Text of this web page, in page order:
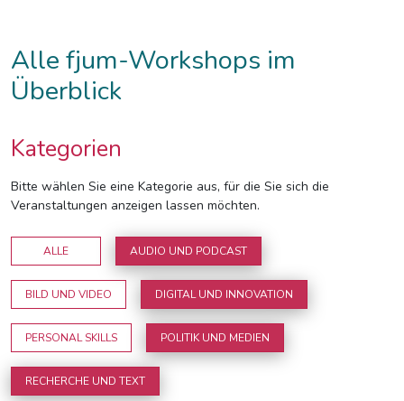
Alle fjum-Workshops im
Überblick
Kategorien
Bitte wählen Sie eine Kategorie aus, für die Sie sich die
Veranstaltungen anzeigen lassen möchten.
ALLE AUDIO UND PODCAST
BILD UND VIDEO DIGITAL UND INNOVATION
PERSONAL SKILLS POLITIK UND MEDIEN
RECHERCHE UND TEXT